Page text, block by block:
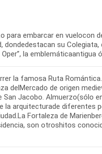
para embarcar en vuelocon
dondedestacan su
la
la famosa Ruta
delMercado de origen
Jacobo. Almuerzo(sólo
arquitecturade diferentes
Fortaleza de
son otroshitos